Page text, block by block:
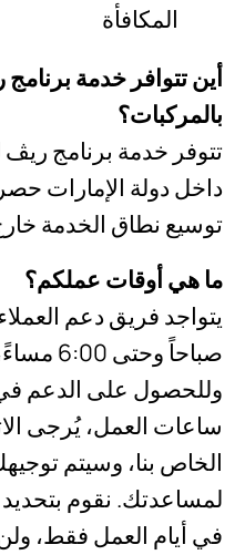
المكافأة
أين تتوافر خدمة برنامج
بالمركبات؟
تتوفر خدمة برنامج ريڤ
داخل دولة الإمارات
توسيع نطاق الخدمة خارج
ما هي أوقات عملكم؟
صباحاً
وللحصول على الدعم
ساعات العمل، يُرجى
الخاص بنا، وسيتم
لمساعدتك. نقوم
في أيام العمل فقط،